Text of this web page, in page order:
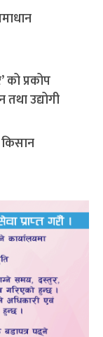
को प्रकोप
उद्योगी
किसान